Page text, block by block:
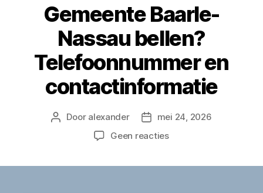
Gemeente Baarle-
Nassau bellen?
Telefoonnummer en
contactinformatie
Berichtauteur
Door alexander Berichtdatum
mei 24, 2026
Geen reactiesop